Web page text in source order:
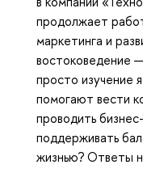
продолжает
маркетинга и
востоковедение
просто изучение
помогают вести
проводить
поддерживать
жизнью? Ответы